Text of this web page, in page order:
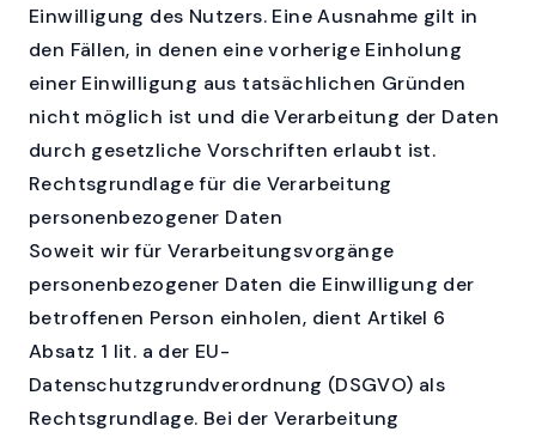
Einwilligung des Nutzers. Eine Ausnahme gilt in
den Fällen, in denen eine vorherige Einholung
einer Einwilligung aus tatsächlichen Gründen
nicht möglich ist und die Verarbeitung der Daten
durch gesetzliche Vorschriften erlaubt ist.
Rechtsgrundlage für die Verarbeitung
personenbezogener Daten
Soweit wir für Verarbeitungsvorgänge
personenbezogener Daten die Einwilligung der
betroffenen Person einholen, dient Artikel 6
Absatz 1 lit. a der EU-
Datenschutzgrundverordnung (DSGVO) als
Rechtsgrundlage. Bei der Verarbeitung